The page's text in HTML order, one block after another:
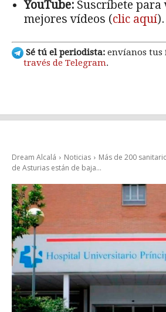
YouTube: Suscríbete para
mejores vídeos (clic aquí).
Sé tú el periodista: envíanos tus
través de Telegram.